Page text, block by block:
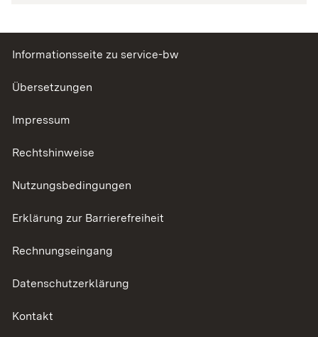
Informationsseite zu service-bw
Übersetzungen
Impressum
Rechtshinweise
Nutzungsbedingungen
Erklärung zur Barrierefreiheit
Rechnungseingang
Datenschutzerklärung
Kontakt